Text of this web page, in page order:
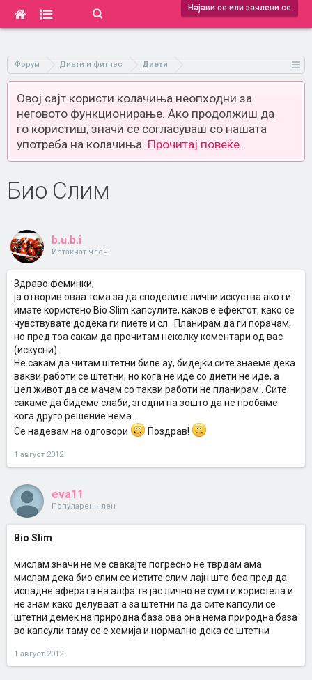
Најави се или зачлени се
Форум Диети и фитнес Диети
Овој сајт користи колачиња неопходни за
неговото функционирање. Ако продолжиш да
го користиш, значи се согласуваш со нашата
употреба на колачиња. Прочитај повеќе.
Био Слим
b.u.b.i
Истакнат член
Здраво феминки,
ја отворив оваа тема за да споделите лични искуства ако ги
имате користено Bio Slim капсулите, каков е ефектот, како се
чувствувате додека ги пиете и сл.. Планирам да ги порачам,
но пред тоа сакам да прочитам неколку коментари од вас
(искусни).
Не сакам да читам штетни биле ау, бидејќи сите знаеме дека
вакви работи се штетни, но кога не иде со диети не иде, а
цел живот да се мачам со такви работи не планирам.. Сите
сакаме да бидеме слаби, згодни па зошто да не пробаме
кога друго решение нема...
Се надевам на одговори
Поздрав!
1 август 2012
eva11
Популарен член
Bio Slim
мислам значи не ме свакајте погресно не тврдам ама
мислам дека био слим се истите слим лајн што беа пред да
испадне аферата на алфа тв јас лично не сум ги користела и
не знам како делуваат а за штетни па да сите капсули се
штетни демек на природна база ова она нема природна база
во капсули таму се е хемија и нормално дека се штетни
1 август 2012